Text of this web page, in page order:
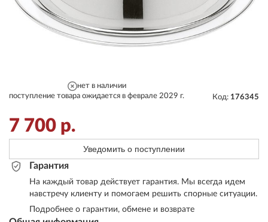
нет в наличии
поступление товара ожидается в феврале 2029 г.
Код: 176345
7 700 р.
Уведомить о поступлении
Гарантия
На каждый товар действует гарантия. Мы всегда идем
навстречу клиенту и помогаем решить спорные ситуации.
Подробнее о гарантии, обмене и возврате